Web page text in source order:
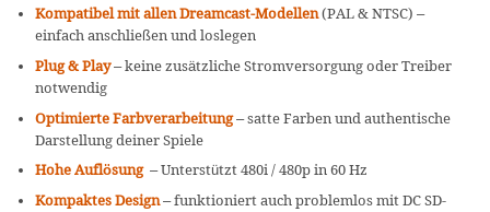
Kompatibel mit allen Dreamcast-Modellen(PAL & NTSC) –
einfach anschließen und loslegen
Plug & Play – keine zusätzliche Stromversorgung oder Treiber
notwendig
Optimierte Farbverarbeitung– satte Farben und authentische
Darstellung deiner Spiele
Hohe Auflösung – Unterstützt 480i / 480p in 60 Hz
Kompaktes Design– funktioniert auch problemlos mit DC SD-